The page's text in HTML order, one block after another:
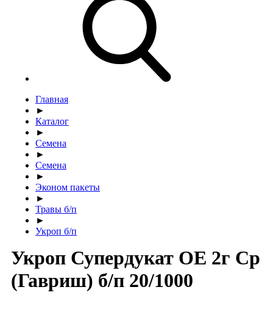
Главная
►
Каталог
►
Семена
►
Семена
►
Эконом пакеты
►
Травы б/п
►
Укроп б/п
Укроп Супердукат ОЕ 2г Ср
(Гавриш) б/п 20/1000